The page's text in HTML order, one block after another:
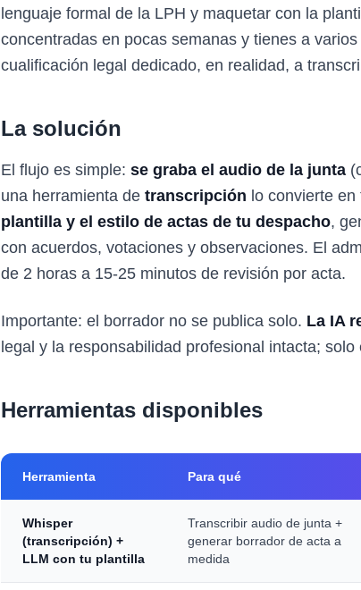
lenguaje formal de la LPH y maquetar con la
concentradas en pocas semanas y tienes a
cualificación legal dedicado, en realidad, a
La solución
El flujo es simple: se graba el audio de la junta
una herramienta de transcripción lo convierte
plantilla y el estilo de actas de tu despacho,
con acuerdos, votaciones y observaciones. El
de 2 horas a 15-25 minutos de revisión por acta.
Importante: el borrador no se publica solo. La IA
legal y la responsabilidad profesional intacta;
Herramientas disponibles
Herramienta Para qué
Whisper
(transcripción) +
LLM con tu plantilla
Transcribir audio de junta +
generar borrador de acta a
medida